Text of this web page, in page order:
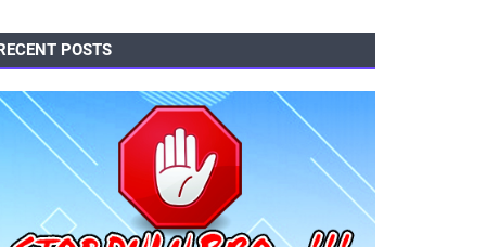
POSTS